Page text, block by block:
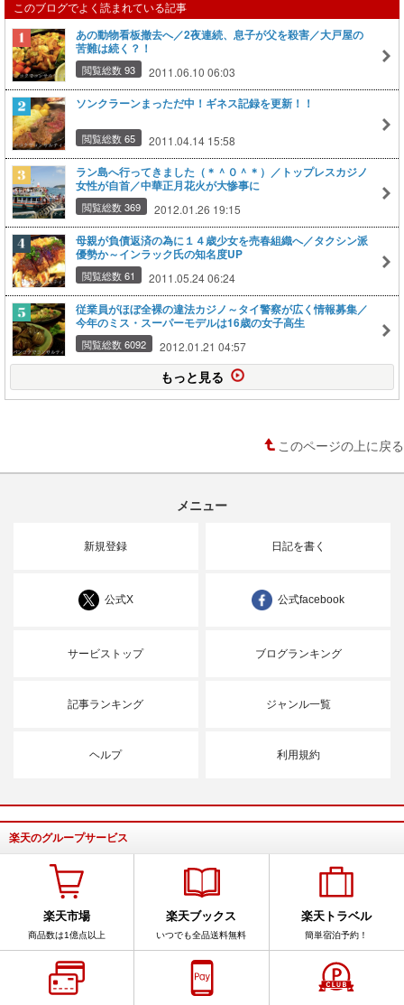
このブログでよく読まれている記事
あの動物看板撤去へ／2夜連続、息子が父を殺害／大戸屋の
苦難は続く？！
閲覧総数 93 2011.06.10 06:03
ソンクラーンまっただ中！ギネス記録を更新！！
閲覧総数 65 2011.04.14 15:58
ラン島へ行ってきました（＊＾０＾＊）／トップレスカジノ
女性が自首／中華正月花火が大惨事に
閲覧総数 369 2012.01.26 19:15
母親が負債返済の為に１４歳少女を売春組織へ／タクシン派
優勢か～インラック氏の知名度UP
閲覧総数 61 2011.05.24 06:24
従業員がほぼ全裸の違法カジノ～タイ警察が広く情報募集／
今年のミス・スーパーモデルは16歳の女子高生
閲覧総数 6092 2012.01.21 04:57
もっと見る
このページの上に戻る
メニュー
新規登録 日記を書く
公式X 公式facebook
サービストップ ブログランキング
記事ランキング ジャンル一覧
ヘルプ 利用規約
楽天のグループサービス
楽天市場
商品数は1億点以上
楽天ブックス
いつでも全品送料無料
楽天トラベル
簡単宿泊予約！